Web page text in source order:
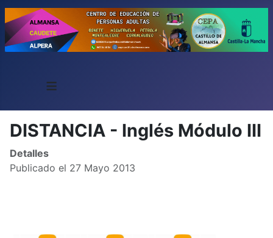
≡
DISTANCIA - Inglés Módulo III
Detalles
Publicado el 27 Mayo 2013